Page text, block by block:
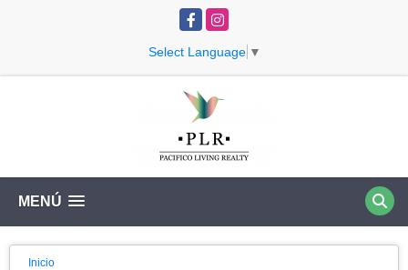
FacebookInstagram
Select Language ▼
MENÚ
Inicio